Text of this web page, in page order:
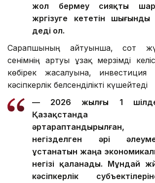
жол бермеу сияқты
жүргізуге кететін
деді ол.
Сарапшының айтуынша, сот
сенімнің артуы ұзақ мерзімді
көбірек жасалуына, инвестиция
кәсіпкерлік белсенділікті күшейтеді
— 2026 жылғы 1
Қазақстанда
әртараптандырылған,
негізделген әрі
ұстанатын жаңа
негізі қаланады. Мұндай
кәсіпкерлік